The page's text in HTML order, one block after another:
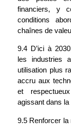
financiers, y
conditions
chaînes de
9.4 D’ici à
les industries
utilisation plus
accru aux
et
agissant dans
9.5 Renforcer la